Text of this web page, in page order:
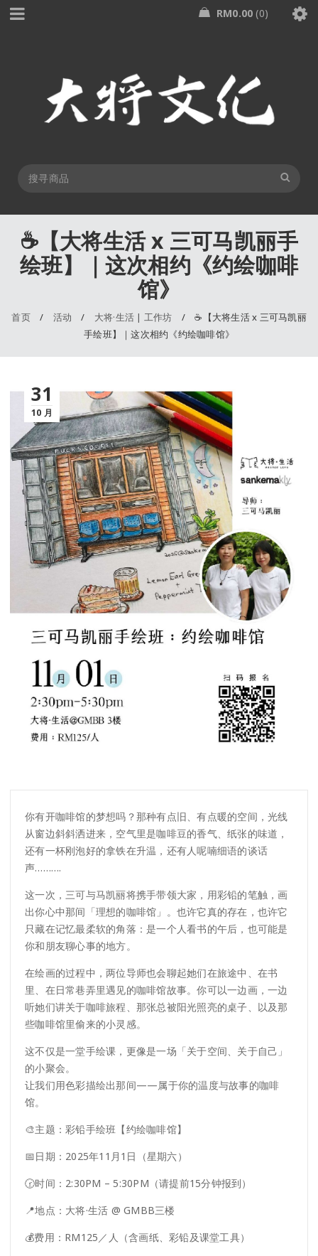
RM0.00 0
☕️【大将生活 x 三可马凯丽手
绘班】｜这次相约《约绘咖啡
馆》
首页 / 活动 / 大将·生活 | 工作坊 /
☕️【大将生活 x 三可马凯丽
手绘班】｜这次相约《约绘咖啡馆》
31
10 月
你有开咖啡馆的梦想吗？那种有点旧、有点暖的空间，光线
从窗边斜斜洒进来，空气里是咖啡豆的香气、纸张的味道，
还有一杯刚泡好的拿铁在升温，还有人呢喃细语的谈话
声……….
这一次，三可与马凯丽将携手带领大家，用彩铅的笔触，画
出你心中那间「理想的咖啡馆」。也许它真的存在，也许它
只藏在记忆最柔软的角落：是一个人看书的午后，也可能是
你和朋友聊心事的地方。
在绘画的过程中，两位导师也会聊起她们在旅途中、在书
里、在日常巷弄里遇见的咖啡馆故事。你可以一边画，一边
听她们讲关于咖啡旅程、那张总被阳光照亮的桌子、以及那
些咖啡馆里偷来的小灵感。
这不仅是一堂手绘课，更像是一场「关于空间、关于自己」
的小聚会。
让我们用色彩描绘出那间——属于你的温度与故事的咖啡
馆。
🎨主题：彩铅手绘班【约绘咖啡馆】
📅日期：2025年11月1日（星期六）
🕝时间：2:30PM – 5:30PM（请提前15分钟报到）
📍地点：大将·生活 @ GMBB三楼
💰️费用：RM125／人（含画纸、彩铅及课堂工具）